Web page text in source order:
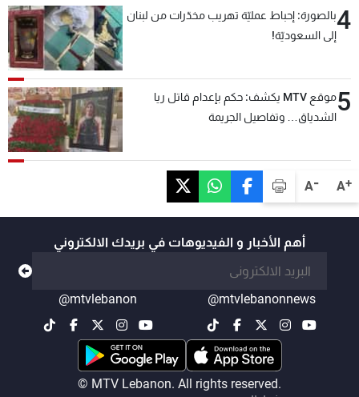
A+
A-
4بالصورة: إحباط عمليّة تهريب مخدّرات من لبنان
إلى السعوديّة!
5
موقع MTV يكشف: حكم بإعدام قاتل ريا
الشدياق… وتفاصيل الجريمة
أهم الأخبار و الفيديوهات في بريدك الالكتروني
@mtvlebanonnews
@mtvlebanon
© MTV Lebanon. All rights reserved.